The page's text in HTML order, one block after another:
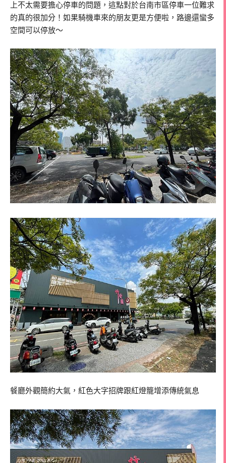
上不太需要擔心停車的問題，這點對於台南市區停車一位難求
的真的很加分！如果騎機車來的朋友更是方便啦，路邊還蠻多
空間可以停放～
餐廳外觀簡約大氣，紅色大字招牌跟紅燈籠增添傳統氣息